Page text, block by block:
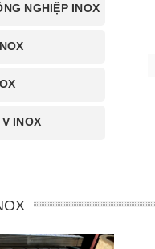
NGHIỆP INOX
INOX